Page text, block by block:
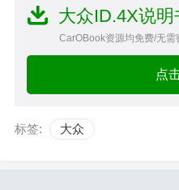
大众ID.4X说
CarOBook资源均免费/无需
点
标签: 大众